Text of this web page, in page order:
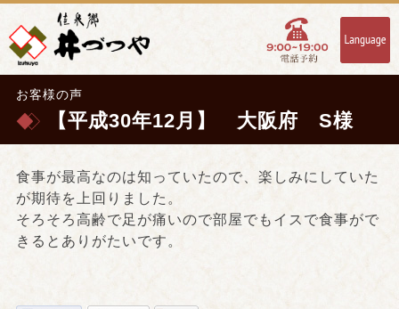
お客様の声
【平成30年12月】 大阪府 S様
食事が最高なのは知っていたので、楽しみにしていた
が期待を上回りました。
そろそろ高齢で足が痛いので部屋でもイスで食事がで
きるとありがたいです。